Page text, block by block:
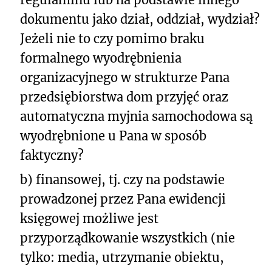
dokumentu jako dział, oddział, wydział?
Jeżeli nie to czy pomimo braku
formalnego wyodrębnienia
organizacyjnego w strukturze Pana
przedsiębiorstwa dom przyjęć oraz
automatyczna myjnia samochodowa są
wyodrębnione u Pana w sposób
faktyczny?
b) finansowej, tj. czy na podstawie
prowadzonej przez Pana ewidencji
księgowej możliwe jest
przyporządkowanie wszystkich (nie
tylko: media, utrzymanie obiektu,